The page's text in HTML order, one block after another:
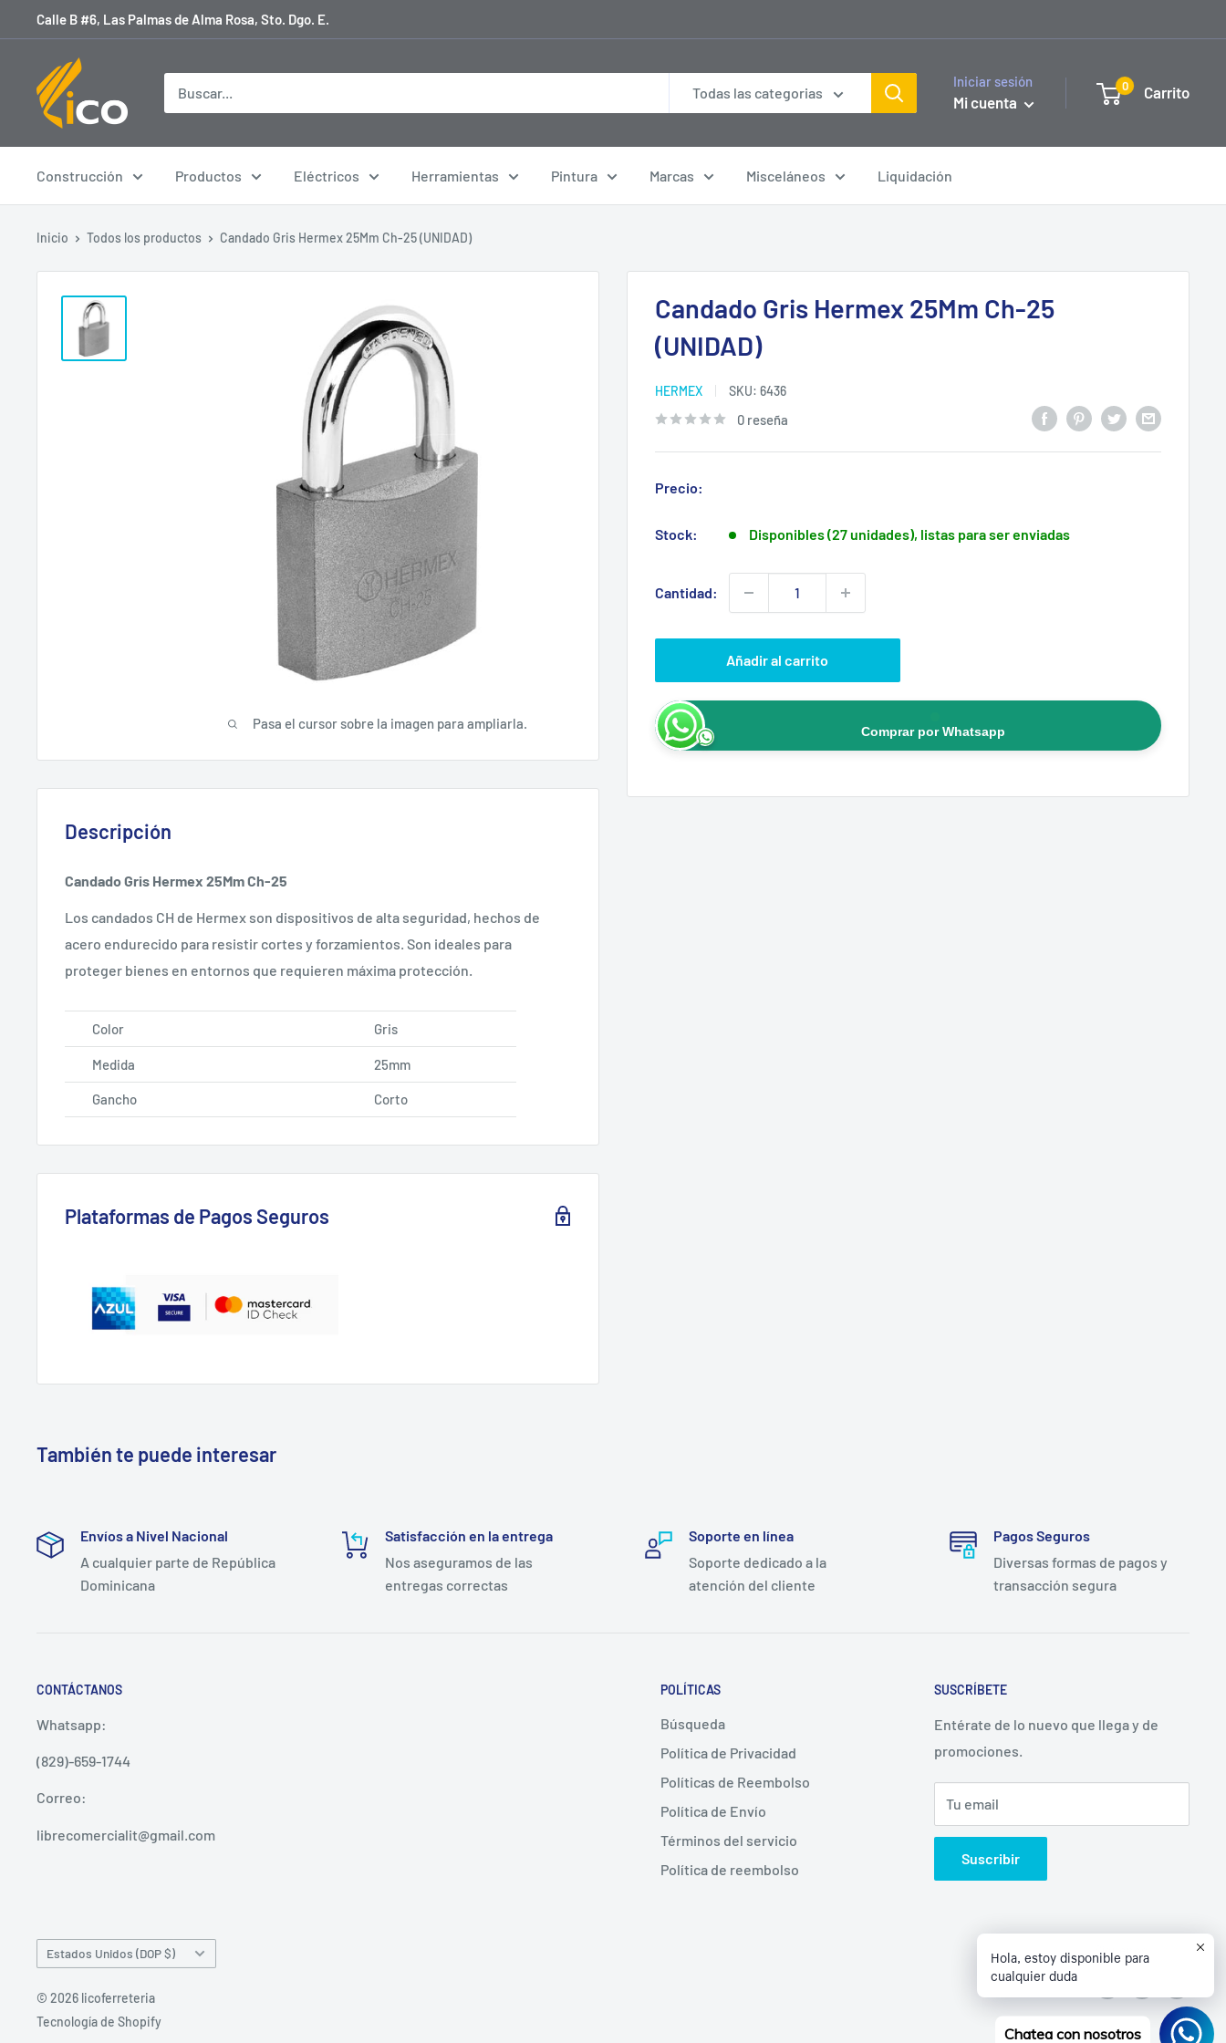
directamente
contenido
Calle B #6, Las Palmas de Alma Rosa, Sto. Dgo. E.
licoferreteria
Todas las categorias
Iniciar sesión
Mi cuenta
0 Carrito
Construcción Productos Eléctricos Herramientas Pintura Marcas Misceláneos Liquidación
Inicio Todos los productos Candado Gris Hermex 25Mm Ch-25 (UNIDAD)
Pasa el cursor sobre la imagen para ampliarla.
Candado Gris Hermex 25Mm Ch-25
(UNIDAD)
HERMEX SKU: 6436
0 reseña
Precio:
Stock: Disponibles (27 unidades), listas para ser enviadas
Cantidad:
Añadir al carrito
Comprar por Whatsapp
Descripción
Candado Gris Hermex 25Mm Ch-25
Los candados CH de Hermex son dispositivos de alta seguridad, hechos de
acero endurecido para resistir cortes y forzamientos. Son ideales para
proteger bienes en entornos que requieren máxima protección.
Color Gris
Medida 25mm
Gancho Corto
Plataformas de Pagos Seguros
También te puede interesar
Envíos a Nivel Nacional
A cualquier parte de República
Dominicana
Satisfacción en la entrega
Nos aseguramos de las
entregas correctas
Soporte en línea
Soporte dedicado a la
atención del cliente
Pagos Seguros
Diversas formas de pagos y
transacción segura
CONTÁCTANOS
Whatsapp:
(829)-659-1744
Correo:
librecomercialit@gmail.com
POLÍTICAS
Búsqueda
Política de Privacidad
Políticas de Reembolso
Política de Envío
Términos del servicio
Política de reembolso
SUSCRÍBETE
Entérate de lo nuevo que llega y de
promociones.
Tu email
Suscribir
País/región
Estados Unidos (DOP $)
© 2026 licoferreteria
Tecnología de Shopify
Síguenos
Hola, estoy disponible para
cualquier duda
Chatea con nosotros